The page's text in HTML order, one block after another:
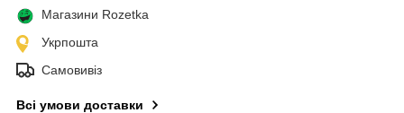
Магазини Rozetka
Укрпошта
Самовивіз
Всі умови доставки